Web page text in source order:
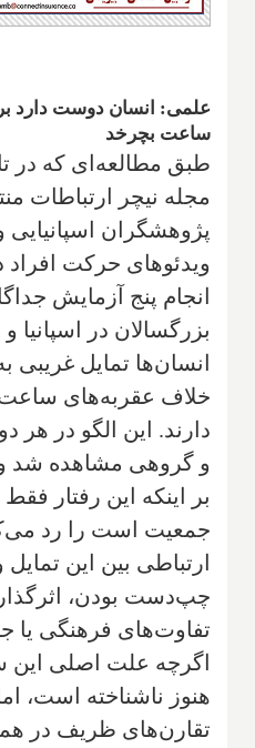
علمی: انسان دوست دارد
ساعت بچرخد
مجله نیچر ارتباطات
پژوهشگران اسپانیایی
ویدئوهای حرکت
انجام پنج آزمایش
بزرگسالان در
انسان‌ها تمایل غریبی
خلاف عقربه‌های
دارند. این الگو در هر
و گروهی مشاهده شد
بر اینکه این رفتار
جمعیت است را رد
ارتباطی بین این
چپ‌دست بودن،
تفاوت‌های فرهنگی یا
اگرچه علت اصلی این
هنوز ناشناخته است،
تقارن‌های ظریف در